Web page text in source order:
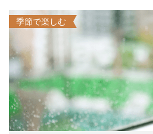
季節で楽しむ